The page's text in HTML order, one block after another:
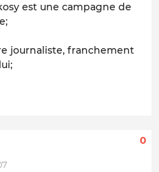
est une campagne de
journaliste, franchement
0